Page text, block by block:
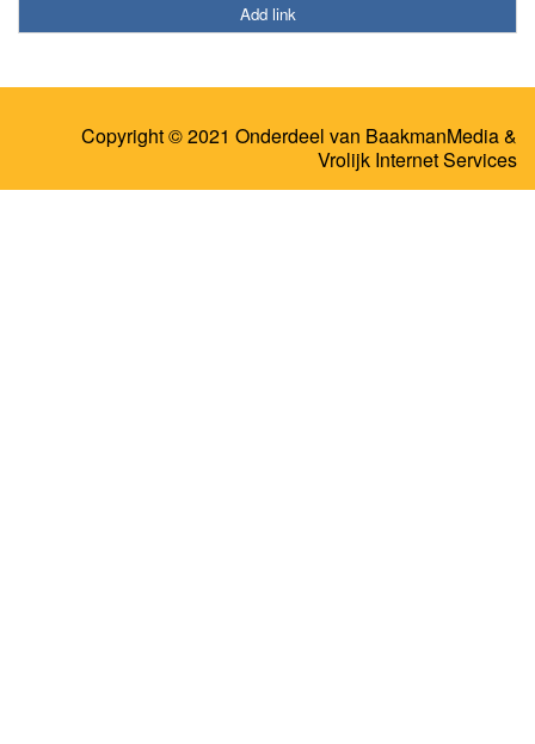
Add link
Copyright © 2021 Onderdeel van BaakmanMedia&
Vrolijk Internet Services